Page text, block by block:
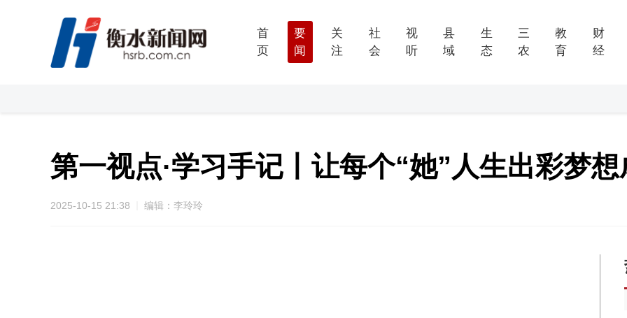
首
页
要
闻
关
注
社
会
视
听
县
域
生
态
三
农
教
育
财
经
第一视点·学习手记丨让每个“她”人生出彩梦想
2025-10-15 21:38 编辑：李玲玲